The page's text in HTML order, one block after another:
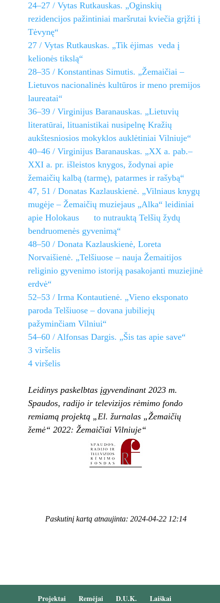
24–27 / Vytas Rutkauskas. „Oginskių
rezidencijos pažintiniai maršrutai kviečia grįžti į
Tėvynę“
27 / Vytas Rutkauskas. „Tik ėjimas veda į
kelionės tikslą“
28–35 / Konstantinas Simutis. „Žemaičiai –
Lietuvos nacionalinės kultūros ir meno premijos
laureatai“
36–39 / Virginijus Baranauskas. „Lietuvių
literatūrai, lituanistikai nusipelnę Kražių
aukštesniosios mokyklos auklėtiniai Vilniuje“
40–46 / Virginijus Baranauskas. „XX a. pab.–
XXI a. pr. išleistos knygos, žodynai apie
žemaičių kalbą (tarmę), patarmes ir rašybą“
47, 51 / Donatas Kazlauskienė. „Vilniaus knygų
mugėje – Žemaičių muziejaus „Alka“ leidiniai
apie Holokaus to nutrauktą Telšių žydų
bendruomenės gyvenimą“
48–50 / Donata Kazlauskienė, Loreta
Norvaišienė. „Telšiuose – nauja Žemaitijos
religinio gyvenimo istoriją pasakojanti muziejinė
erdvė“
52–53 / Irma Kontautienė. „Vieno eksponato
paroda Telšiuose – dovana jubiliejų
pažyminčiam Vilniui“
54–60 / Alfonsas Dargis. „Šis tas apie save“
3 viršelis
4 viršelis
Leidinys paskelbtas įgyvendinant 2023 m.
Spaudos, radijo ir televizijos rėmimo fondo
remiamą projektą „El. žurnalas „Žemaičių
žemė“ 2022: Žemaičiai Vilniuje“
Paskutinį kartą atnaujinta: 2024-04-22 12:14
Projektai Remėjai D.U.K. Laiškai